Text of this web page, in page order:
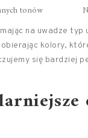
tonów
na uwadze typ
kolory,
się bardziej